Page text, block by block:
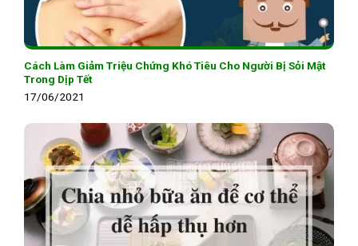
Cách Làm Giảm Triệu Chứng Khó Tiêu Cho Người Bị Sỏi Mật
Trong Dịp Tết
17/06/2021